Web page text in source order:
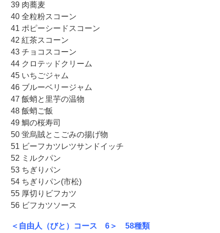
39 肉蕎麦
40 全粒粉スコーン
41 ポピーシードスコーン
42 紅茶スコーン
43 チョコスコーン
44 クロテッドクリーム
45 いちごジャム
46 ブルーベリージャム
47 飯蛸と里芋の温物
48 飯蛸ご飯
49 鯛の桜寿司
50 蛍烏賊とこごみの揚げ物
51 ビーフカツレツサンドイッチ
52 ミルクパン
53 ちぎりパン
54 ちぎりパン(市松)
55 厚切りビフカツ
56 ビフカツソース
＜自由人（びと）コース 6＞ 58種類